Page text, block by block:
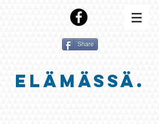
Share
ELÄMÄSSÄ.